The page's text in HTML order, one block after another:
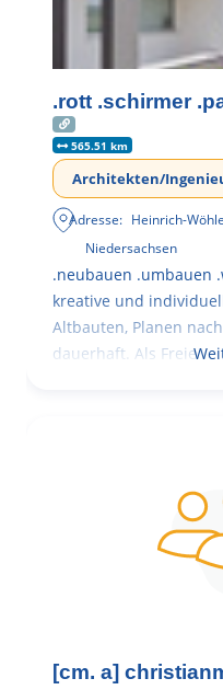
.rott .schirmer
565.51 km
Architekten/
Adresse: Heinrich-
Niedersachsen
.neubauen .umbauen
kreative und
Altbauten, Planen
dauerhaft. Als Freie
[cm. a]